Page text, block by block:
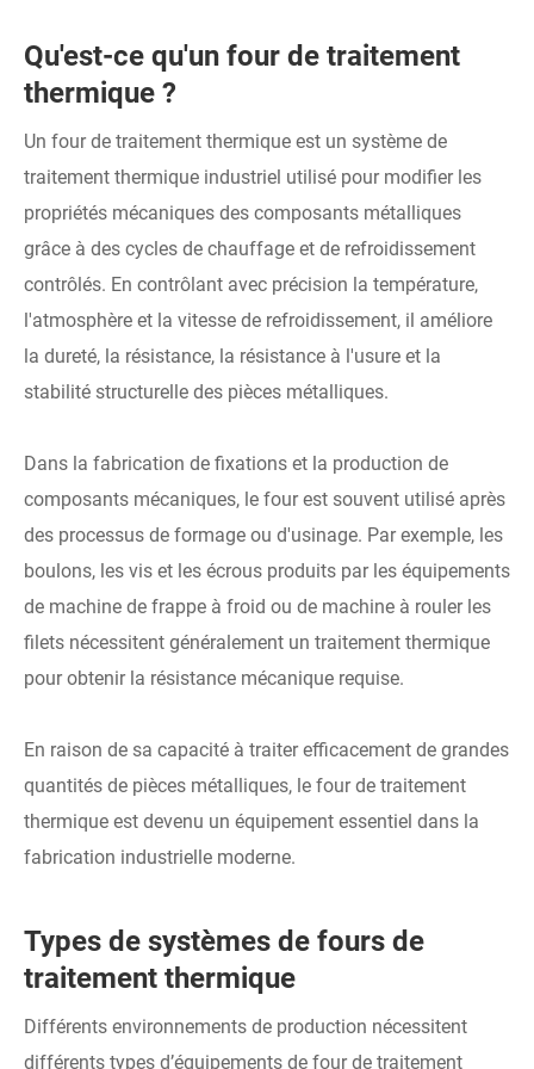
Qu'est-ce qu'un four de traitement
thermique ?
Un four de traitement thermique est un système de
traitement thermique industriel utilisé pour modifier les
propriétés mécaniques des composants métalliques
grâce à des cycles de chauffage et de refroidissement
contrôlés. En contrôlant avec précision la température,
l'atmosphère et la vitesse de refroidissement, il améliore
la dureté, la résistance, la résistance à l'usure et la
stabilité structurelle des pièces métalliques.
Dans la fabrication de fixations et la production de
composants mécaniques, le four est souvent utilisé après
des processus de formage ou d'usinage. Par exemple, les
boulons, les vis et les écrous produits par les équipements
de machine de frappe à froid ou de machine à rouler les
filets nécessitent généralement un traitement thermique
pour obtenir la résistance mécanique requise.
En raison de sa capacité à traiter efficacement de grandes
quantités de pièces métalliques, le four de traitement
thermique est devenu un équipement essentiel dans la
fabrication industrielle moderne.
Types de systèmes de fours de
traitement thermique
Différents environnements de production nécessitent
différents types d’équipements de four de traitement